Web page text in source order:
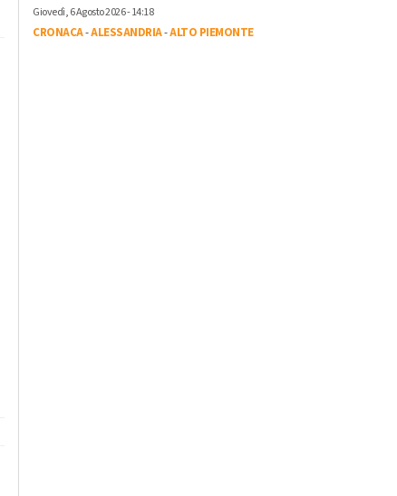
Giovedì, 6 Agosto 2026 - 14:18
CRONACA-ALESSANDRIA-ALTO PIEMONTE